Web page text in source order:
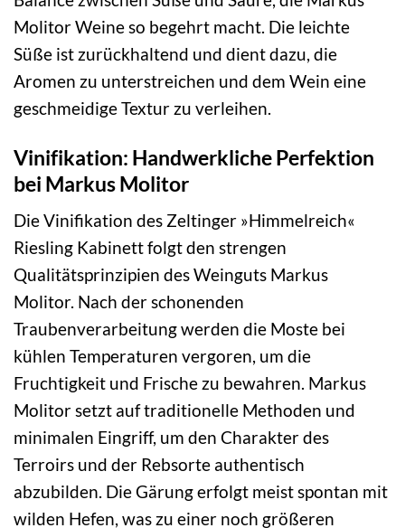
Molitor Weine so begehrt macht. Die leichte
Süße ist zurückhaltend und dient dazu, die
Aromen zu unterstreichen und dem Wein eine
geschmeidige Textur zu verleihen.
Vinifikation: Handwerkliche Perfektion
bei Markus Molitor
Die Vinifikation des Zeltinger »Himmelreich«
Riesling Kabinett folgt den strengen
Qualitätsprinzipien des Weinguts Markus
Molitor. Nach der schonenden
Traubenverarbeitung werden die Moste bei
kühlen Temperaturen vergoren, um die
Fruchtigkeit und Frische zu bewahren. Markus
Molitor setzt auf traditionelle Methoden und
minimalen Eingriff, um den Charakter des
Terroirs und der Rebsorte authentisch
abzubilden. Die Gärung erfolgt meist spontan mit
wilden Hefen, was zu einer noch größeren